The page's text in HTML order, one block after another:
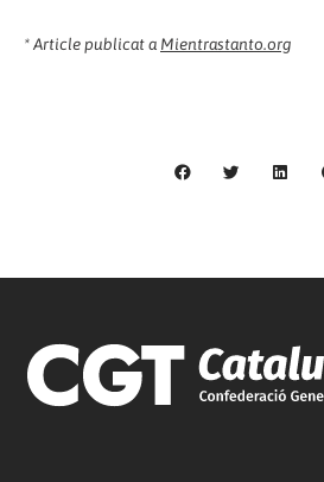
* Article publicat a Mientrastanto.org